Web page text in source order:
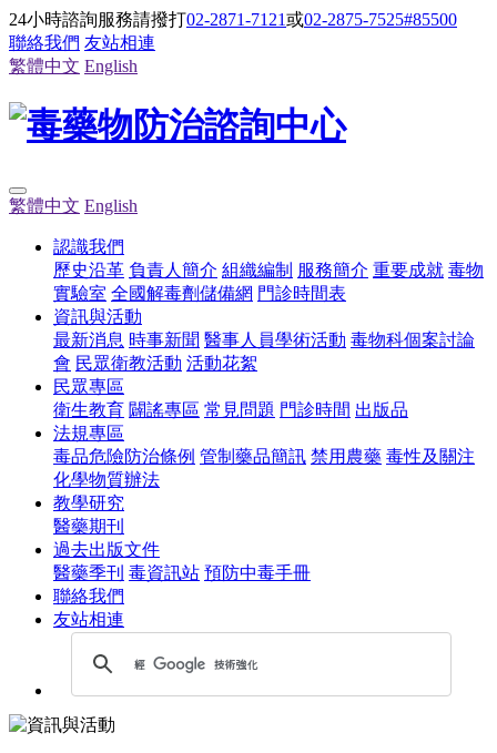
24小時諮詢服務請撥打02-2871-7121或02-2875-7525#85500
聯絡我們 友站相連
繁體中文 English
繁體中文 English
認識我們
歷史沿革 負責人簡介 組織編制 服務簡介 重要成就 毒物
實驗室 全國解毒劑儲備網 門診時間表
資訊與活動
最新消息 時事新聞 醫事人員學術活動 毒物科個案討論
會 民眾衛教活動 活動花絮
民眾專區
衛生教育 闢謠專區 常見問題 門診時間 出版品
法規專區
毒品危險防治條例 管制藥品簡訊 禁用農藥 毒性及關注
化學物質辦法
教學研究
醫藥期刊
過去出版文件
醫藥季刊 毒資訊站 預防中毒手冊
聯絡我們
友站相連